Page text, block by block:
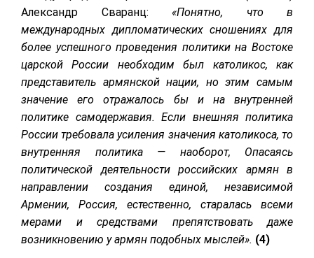
Александр Сваранц: «Понятно, что в
международных дипломатических сношениях для
более успешного проведения политики на Востоке
царской России необходим был католикос, как
представитель армянской нации, но этим самым
значение его отражалось бы и на внутренней
политике самодержавия. Если внешняя политика
России требовала усиления значения католикоса, то
внутренняя политика — наоборот, Опасаясь
политической деятельности российских армян в
направлении создания единой, независимой
Армении, Россия, естественно, старалась всеми
мерами и средствами препятствовать даже
возникновению у армян подобных мыслей». (4)